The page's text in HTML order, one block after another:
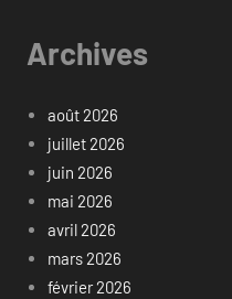
Archives
août 2026
juillet 2026
juin 2026
mai 2026
avril 2026
mars 2026
février 2026